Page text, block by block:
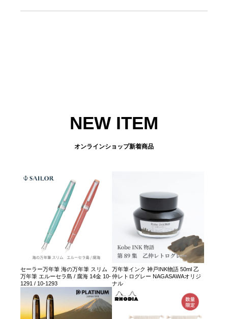
NEW ITEM
オンラインショップ新着商品
セーラー万年筆 海の万年筆 スリム
万年筆 エルーセラ島 / 腐海 14金 10-
1291 / 10-1293
万年筆インク 神戸INK物語 50ml 乙
仲レトログレー NAGASAWAオリジ
ナル